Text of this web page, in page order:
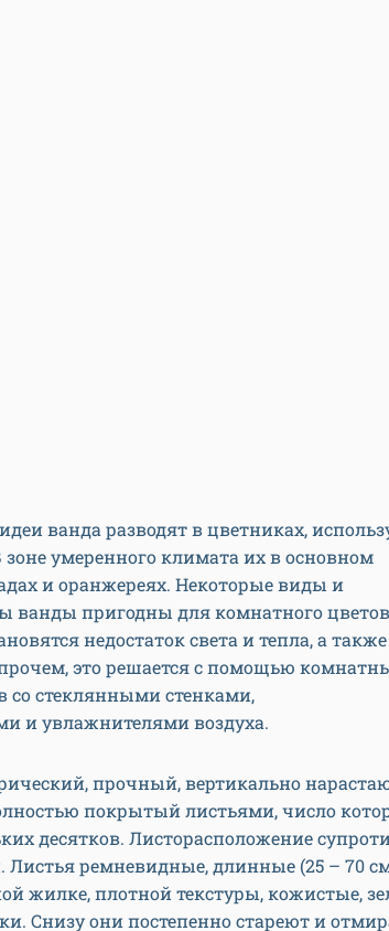
ванда разводят в цветниках,
зоне умеренного климата их в основном
и оранжереях. Некоторые виды и
ванды пригодны для комнатного
недостаток света и тепла, а также
это решается с помощью
стеклянными стенками,
и увлажнителями воздуха.
прочный, вертикально
покрытый листьями, число
десятков. Листорасположение
Листья ремневидные, длинные (25 – 70
жилке, плотной текстуры, кожистые,
Снизу они постепенно стареют и